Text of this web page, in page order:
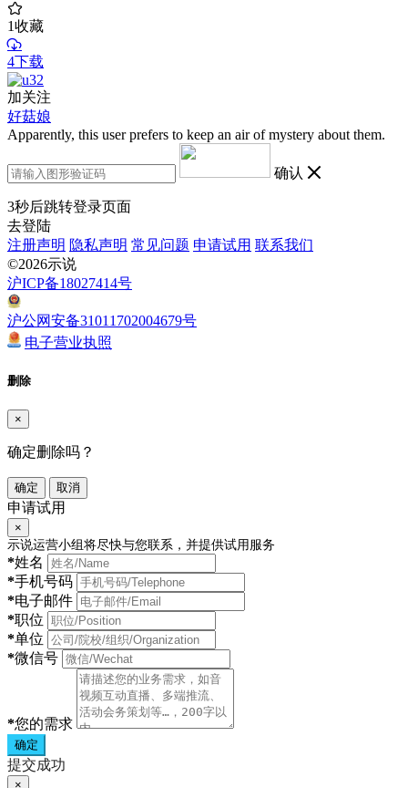
1收藏
4下载
加关注
好菇娘
Apparently, this user prefers to keep an air of mystery about them.
确认
3秒后跳转登录页面
去登陆
注册声明 隐私声明 常见问题 申请试用 联系我们
©2026示说
沪ICP备18027414号
沪公网安备31011702004679号
电子营业执照
删除
×
确定删除吗？
确定 取消
申请试用
×
示说运营小组将尽快与您联系，并提供试用服务
*姓名
*手机号码
*电子邮件
*职位
*单位
*微信号
*您的需求
确定
提交成功
×